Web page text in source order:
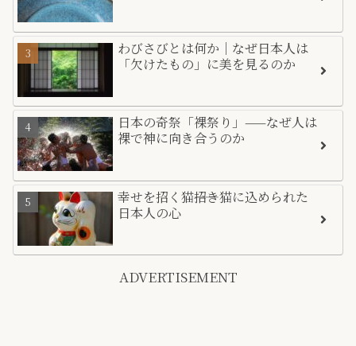
わびさびとは何か｜なぜ日本人は
「欠けたもの」に美を見るのか
日本の奇祭「裸祭り」——なぜ人は
裸で神に向き合うのか
幸せを招く猫――招き猫に込められた
日本人の心
ADVERTISEMENT